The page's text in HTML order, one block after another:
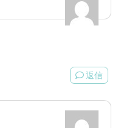
返信